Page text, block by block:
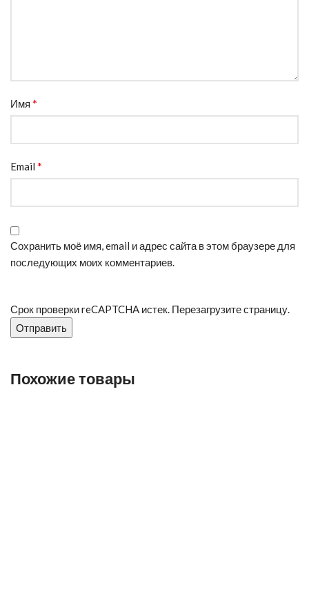
Имя *
Email *
Сохранить моё имя, email и адрес сайта в этом браузере для
последующих моих комментариев.
Срок проверки reCAPTCHA истек. Перезагрузите страницу.
Похожие товары